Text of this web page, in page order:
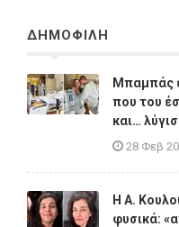
ΔΗΜΟΦΙΛΗ
Μπαμπάς
που του
και…
28 Φεβ
Η A.
φυσικά: